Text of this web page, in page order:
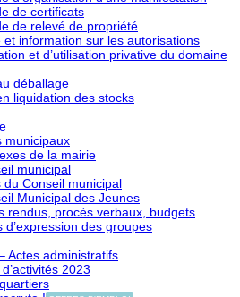
de certificats
de relevé de propriété
et information sur les autorisations
et d’utilisation privative du domaine
déballage
liquidation des stocks
municipaux
de la mairie
municipal
du Conseil municipal
Municipal des Jeunes
rendus, procès verbaux, budgets
d’expression des groupes
Actes administratifs
2023